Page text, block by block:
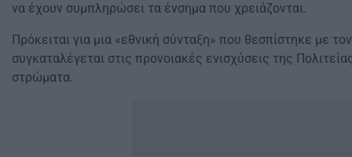
να έχουν συμπληρώσει τα ένσημα που χρειάζονται.
Πρόκειται για μια «εθνική σύνταξη» που θεσπίστηκε με
συγκαταλέγεται στις προνοιακές ενισχύσεις της
στρώματα.